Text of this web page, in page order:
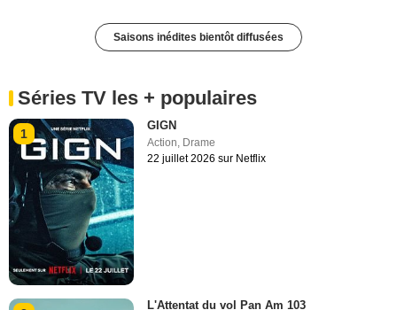
Saisons inédites bientôt diffusées
Séries TV les + populaires
1
GIGN
Action, Drame
22 juillet 2026 sur Netflix
L'Attentat du vol Pan Am 103